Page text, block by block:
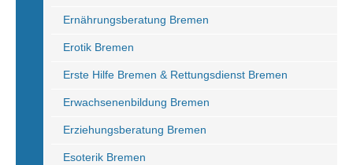
Ernährungsberatung Bremen
Erotik Bremen
Erste Hilfe Bremen & Rettungsdienst Bremen
Erwachsenenbildung Bremen
Erziehungsberatung Bremen
Esoterik Bremen